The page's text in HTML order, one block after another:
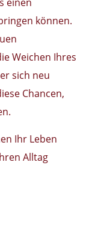
können.
Weichen Ihres
sich neu
Chancen,
Ihr Leben
Alltag